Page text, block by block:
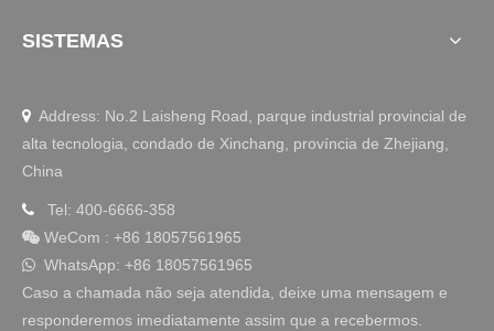
SISTEMAS
 Address: No.2 Laisheng Road, parque industrial provincial de
alta tecnologia, condado de Xinchang, província de Zhejiang,
China
 Tel: 400-6666-358
 WeCom : +86 18057561965
 WhatsApp: +86 18057561965
Caso a chamada não seja atendida, deixe uma mensagem e
responderemos imediatamente assim que a recebermos.